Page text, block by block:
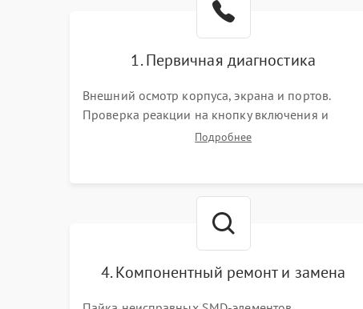
1. Первичная диагностика
Внешний осмотр корпуса, экрана и портов.
Проверка реакции на кнопку включения и
подключение зарядного устройства. Оценка
Подробнее
4. Компонентный ремонт и замена